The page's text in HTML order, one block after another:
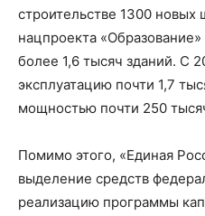
строительстве 1300 новых
нацпроекта
более 1,6 тысяч зданий. С
эксплуатацию почти 1,7
мощностью почти 250
Помимо этого, «Единая
выделение средств
реализацию программы